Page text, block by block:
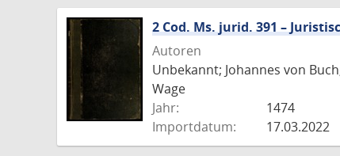
2 Cod. Ms. jurid. 391 –
Autoren
Unbekannt; Johannes von
Wage
Jahr:
1474
Importdatum:
17.03.2022